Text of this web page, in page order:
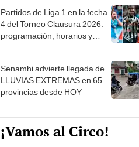
Partidos de Liga 1 en la fecha
4 del Torneo Clausura 2026:
programación, horarios y
Senamhi advierte llegada de
LLUVIAS EXTREMAS en 65
provincias desde HOY
¡Vamos al Circo!